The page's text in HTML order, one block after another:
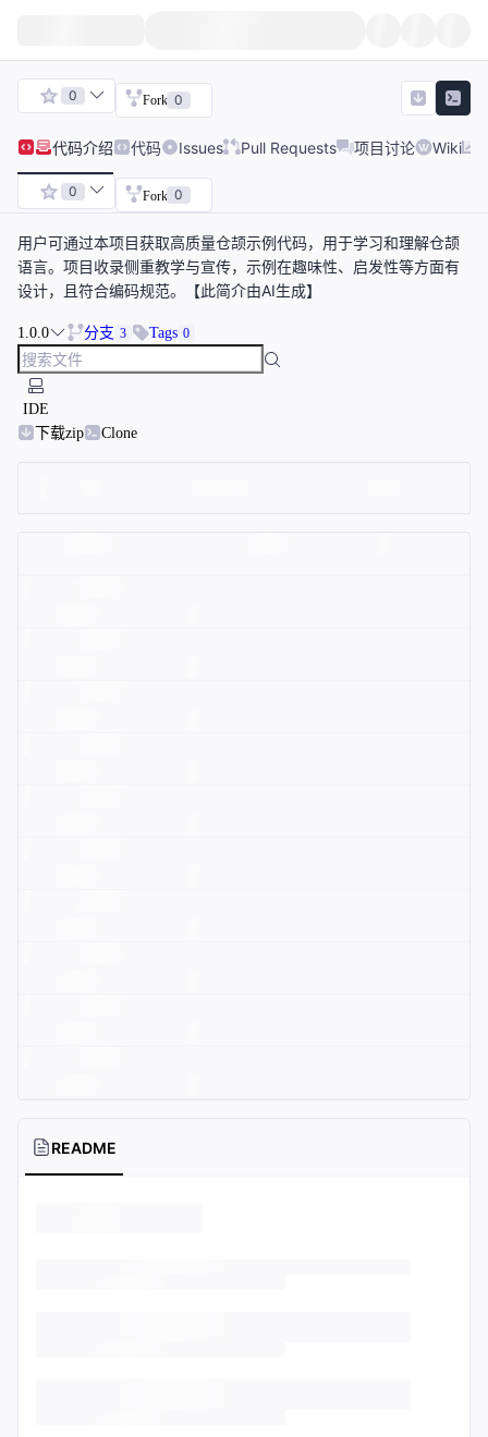
0 Fork 0
代码介绍 代码 Issues Pull Requests 项目讨论 Wiki
0 Fork 0
用户可通过本项目获取高质量仓颉示例代码，用于学习和理解仓颉
语言。项目收录侧重教学与宣传，示例在趣味性、启发性等方面有
设计，且符合编码规范。【此简介由AI生成】
1.0.0 分支 3 Tags 0
IDE
下载zip
Clone
README